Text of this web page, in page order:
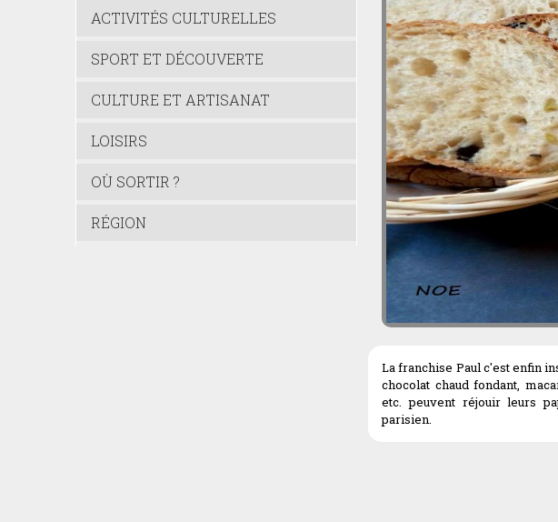
La franchise Paul c'est enfin
chocolat chaud fondant,
etc. peuvent réjouir leurs
parisien.
ACTIVITÉS CULTURELLES
SPORT ET DÉCOUVERTE
CULTURE ET ARTISANAT
LOISIRS
OÙ SORTIR ?
RÉGION